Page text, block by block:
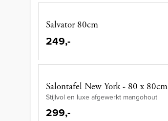
Salvator 80cm
249,-
Salontafel New York - 80 x 80cm
Stijlvol en luxe afgewerkt mangohout
299,-